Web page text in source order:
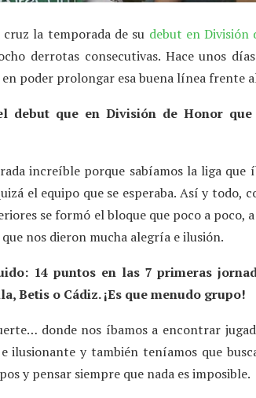
la temporada de su debut en División
derrotas consecutivas. Hace unos
poder prolongar esa buena línea frente
debut que en División de Honor
increíble porque sabíamos la liga que
el equipo que se esperaba. Así y todo,
se formó el bloque que poco a poco,
nos dieron mucha alegría e ilusión.
14 puntos en las 7 primeras
Betis o Cádiz. ¡Es que menudo grupo!
donde nos íbamos a encontrar
ilusionante y también teníamos que
y pensar siempre que nada es imposible.